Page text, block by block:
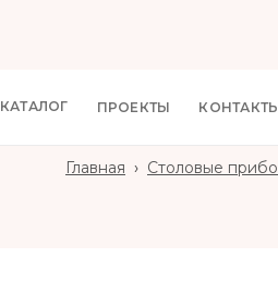
КАТАЛОГ ПРОЕКТЫ
Главная › Столовые